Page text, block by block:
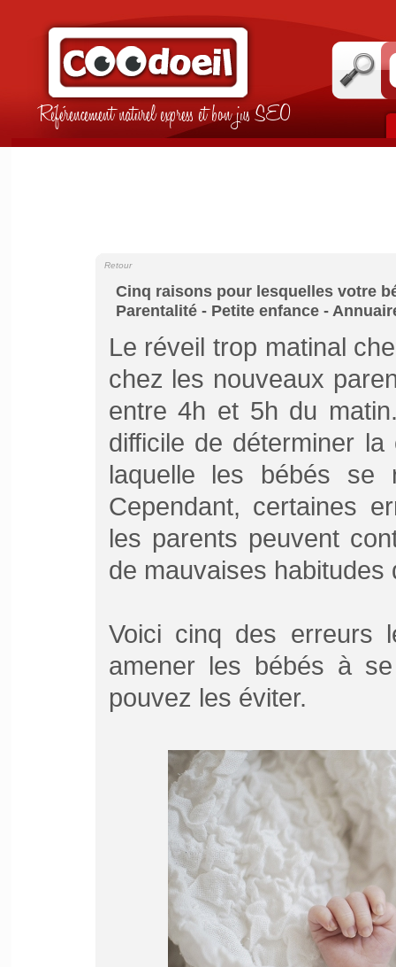
Référencement naturel express et bon jus SEO
Cinq raisons pour lesquelles votre
Parentalité - Petite enfance -
Retour
Le réveil trop matinal
chez les nouveaux
entre 4h et 5h du
difficile de déterminer
laquelle les bébés se
Cependant, certaines
les parents peuvent
de mauvaises
Voici cinq des erreurs
amener les bébés à
pouvez les éviter.